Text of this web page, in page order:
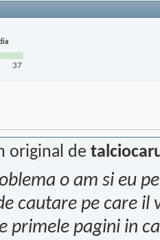
37
original de
o am si eu
cautare pe care il
primele pagini in